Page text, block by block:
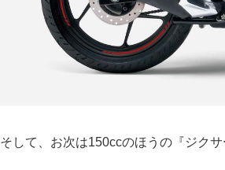
そして、お次は150ccのほうの『ジクサ